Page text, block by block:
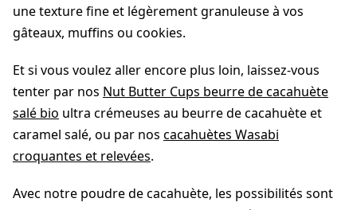
une texture fine et légèrement granuleuse à vos
gâteaux, muffins ou cookies.
Et si vous voulez aller encore plus loin, laissez-vous
tenter par nos Nut Butter Cups beurre de cacahuète
salé bio ultra crémeuses au beurre de cacahuète et
caramel salé, ou par nos cacahuètes Wasabi
croquantes et relevées.
Avec notre poudre de cacahuète, les possibilités sont